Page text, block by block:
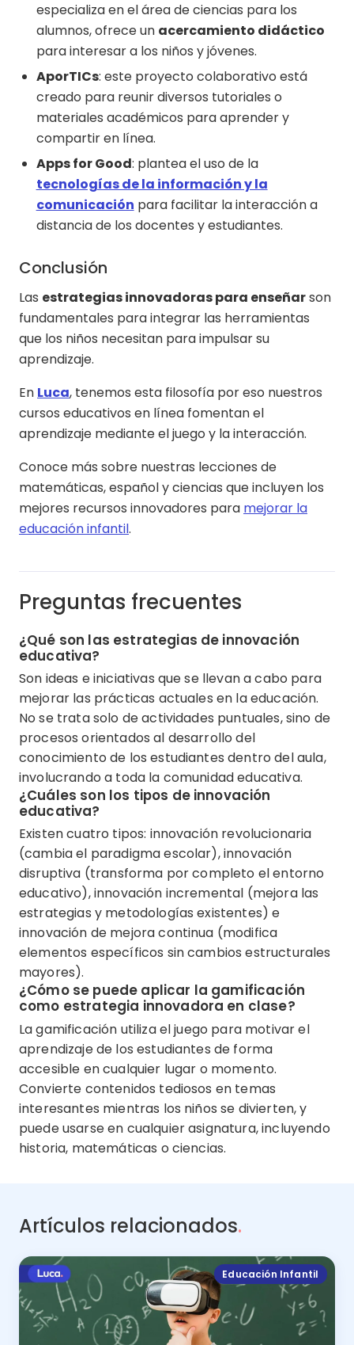
especializa en el área de ciencias para los
alumnos, ofrece un acercamiento didáctico
para interesar a los niños y jóvenes.
AporTICs: este proyecto colaborativo está
creado para reunir diversos tutoriales o
materiales académicos para aprender y
compartir en línea.
Apps for Good: plantea el uso de la
tecnologías de la información y la
comunicación para facilitar la interacción a
distancia de los docentes y estudiantes.
Conclusión
Las estrategias innovadoras para enseñarson
fundamentales para integrar las herramientas
que los niños necesitan para impulsar su
aprendizaje.
En Luca, tenemos esta filosofía por eso nuestros
cursos educativos en línea fomentan el
aprendizaje mediante el juego y la interacción.
Conoce más sobre nuestras lecciones de
matemáticas, español y ciencias que incluyen los
mejores recursos innovadores para mejorar la
educación infantil.
Preguntas frecuentes
¿Qué son las estrategias de innovación
educativa?
Son ideas e iniciativas que se llevan a cabo para
mejorar las prácticas actuales en la educación.
No se trata solo de actividades puntuales, sino de
procesos orientados al desarrollo del
conocimiento de los estudiantes dentro del aula,
involucrando a toda la comunidad educativa.
¿Cuáles son los tipos de innovación
educativa?
Existen cuatro tipos: innovación revolucionaria
(cambia el paradigma escolar), innovación
disruptiva (transforma por completo el entorno
educativo), innovación incremental (mejora las
estrategias y metodologías existentes) e
innovación de mejora continua (modifica
elementos específicos sin cambios estructurales
mayores).
¿Cómo se puede aplicar la gamificación
como estrategia innovadora en clase?
La gamificación utiliza el juego para motivar el
aprendizaje de los estudiantes de forma
accesible en cualquier lugar o momento.
Convierte contenidos tediosos en temas
interesantes mientras los niños se divierten, y
puede usarse en cualquier asignatura, incluyendo
historia, matemáticas o ciencias.
Artículos relacionados.
Educación Infantil